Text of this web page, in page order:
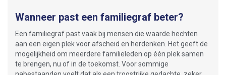
Wanneer past een familiegraf beter?
Een familiegraf past vaak bij mensen die waarde hechten
aan een eigen plek voor afscheid en herdenken. Het geeft de
mogelijkheid om meerdere familieleden op één plek samen
te brengen, nu of in de toekomst. Voor sommige